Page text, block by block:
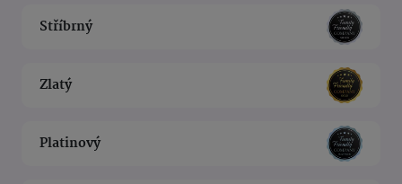
Stříbrný
Zlatý
Platinový